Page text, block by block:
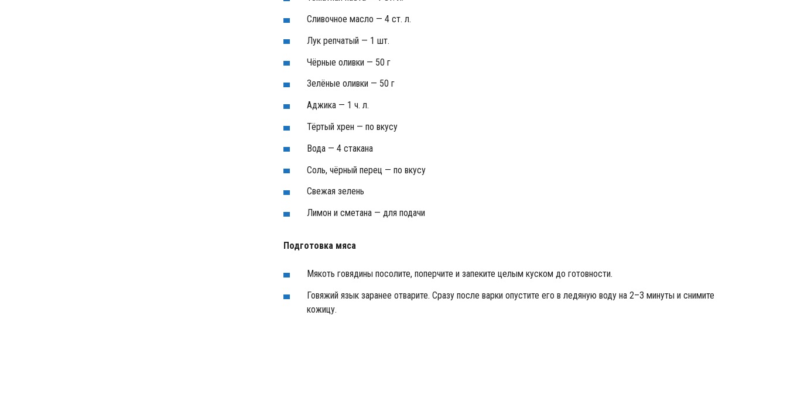
Сливочное масло — 4 ст. л.
Лук репчатый — 1 шт.
Чёрные оливки — 50 г
Зелёные оливки — 50 г
Аджика — 1 ч. л.
Тёртый хрен — по вкусу
Вода — 4 стакана
Соль, чёрный перец — по вкусу
Свежая зелень
Лимон и сметана — для подачи
Подготовка мяса
Мякоть говядины посолите, поперчите и запеките целым куском до готовности.
Говяжий язык заранее отварите. Сразу после варки опустите его в ледяную воду на 2–3 минуты и снимите
кожицу.